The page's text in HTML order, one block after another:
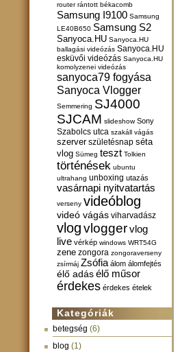
router rántott békacomb
Samsung I9100 Samsung
LE40B650 Samsung S2
Sanyoca.HU Sanyoca.HU
ballagási videózás Sanyoca.HU
esküvői videózás Sanyoca.HU
komolyzenei videózás
sanyoca79 fogyása
Sanyoca Vlogger
Semmering SJ4000
SJCAM slideshow Sony
Szabolcs utca szakáll vágás
szerver születésnap séta
vlog Sümeg teszt Tolkien
történések ubuntu
ultrahang unboxing utazás
vasárnapi nyitvatartás
verseny videóblog
videó vágás viharvadász
vlogvloggervlog
live vérkép windows WRT54G
zene zongora zongoraverseny
zsírmáj Zsófia álom álomfejtés
élő adás élő műsor
érdekes érdekes ételek
Kategóriák
betegség (6)
blog (1)